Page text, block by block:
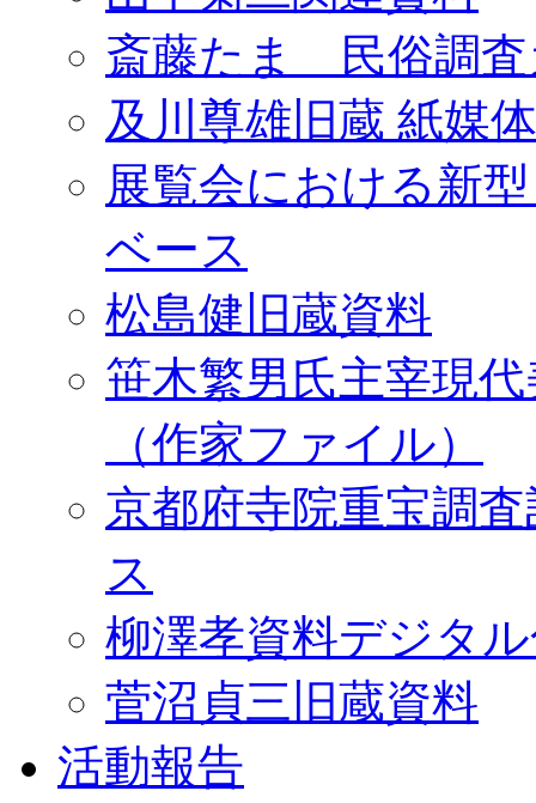
斎藤たま 民俗調査
及川尊雄旧蔵 紙媒
展覧会における新
ベース
松島健旧蔵資料
笹木繁男氏主宰現
（作家ファイル）
京都府寺院重宝調
ス
柳澤孝資料デジタ
菅沼貞三旧蔵資料
活動報告